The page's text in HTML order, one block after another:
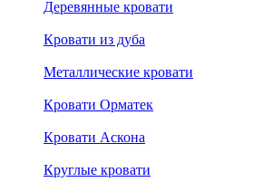
Деревянные кровати
Кровати из дуба
Металлические кровати
Кровати Орматек
Кровати Аскона
Круглые кровати